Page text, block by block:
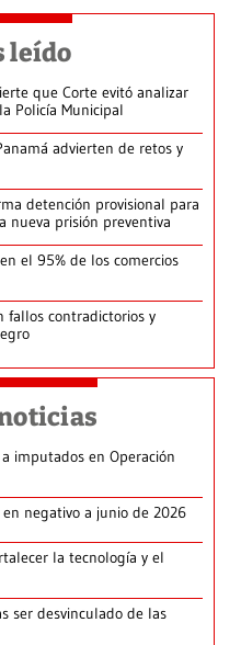
leído
que Corte evitó analizar
Policía Municipal
advierten de retos y
detención provisional para
nueva prisión preventiva
el 95% de los comercios
fallos contradictorios y
imputados en Operación
negativo a junio de 2026
la tecnología y el
ser desvinculado de las